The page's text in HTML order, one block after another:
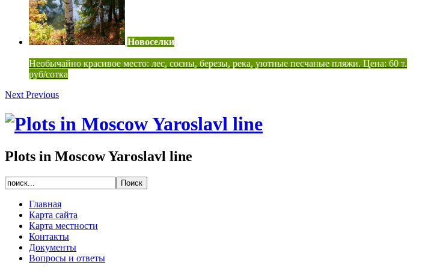
Новоселки
Необычайно красивое место: лес, сосны, березы, река, уютные песчаные пляжи. Цена: 60 т.
руб/сотка
Next Previous
Plots in Moscow Yaroslavl line
Главная
Карта сайта
Карта местности
Контакты
Документы
Вопросы и ответы